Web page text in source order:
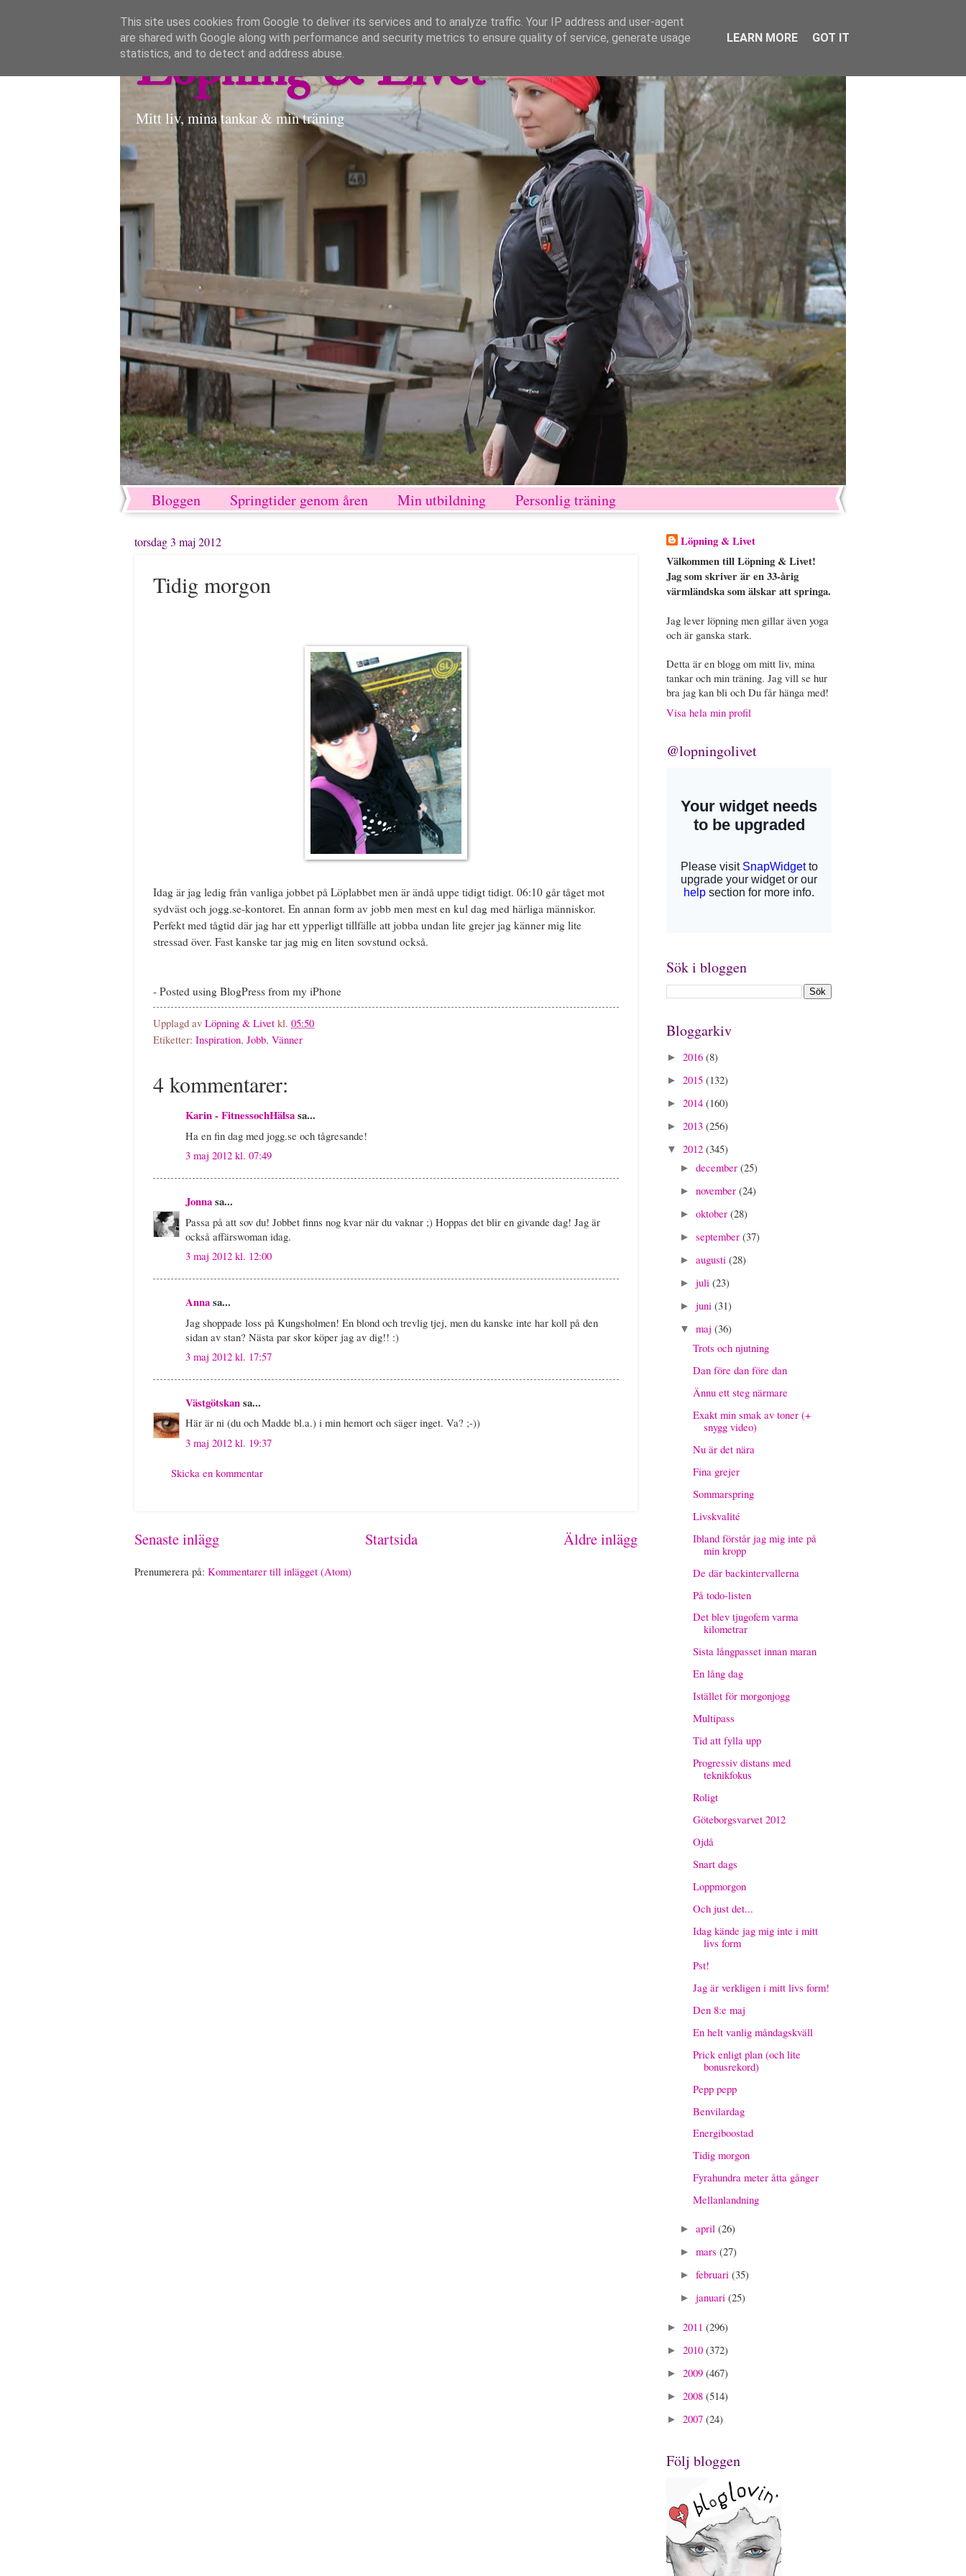
Löpning & Livet
Mitt liv, mina tankar & min träning
Bloggen Springtider genom åren Min utbildning Personlig träning
torsdag 3 maj 2012
Tidig morgon
Idag är jag ledig från vanliga jobbet på Löplabbet men är ändå uppe tidigt tidigt. 06:10 går tåget mot
sydväst och jogg.se-kontoret. En annan form av jobb men mest en kul dag med härliga människor.
Perfekt med tågtid där jag har ett ypperligt tillfälle att jobba undan lite grejer jag känner mig lite
stressad över. Fast kanske tar jag mig en liten sovstund också.
- Posted using BlogPress from my iPhone
Upplagd av Löpning & Livet kl. 05:50
Etiketter: Inspiration, Jobb, Vänner
4 kommentarer:
Karin - FitnessochHälsasa...
Ha en fin dag med jogg.se och tågresande!
3 maj 2012 kl. 07:49
Jonnasa...
Passa på att sov du! Jobbet finns nog kvar när du vaknar ;) Hoppas det blir en givande dag! Jag är
också affärswoman idag.
3 maj 2012 kl. 12:00
Annasa...
Jag shoppade loss på Kungsholmen! En blond och trevlig tjej, men du kanske inte har koll på den
sidan av stan? Nästa par skor köper jag av dig!! :)
3 maj 2012 kl. 17:57
Västgötskansa...
Här är ni (du och Madde bl.a.) i min hemort och säger inget. Va? ;-))
3 maj 2012 kl. 19:37
Skicka en kommentar
Senaste inlägg Äldre inlägg
Startsida
Prenumerera på: Kommentarer till inlägget (Atom)
Löpning & Livet
Välkommen till Löpning & Livet!
Jag som skriver är en 33-årig
värmländska som älskar att springa.
Jag lever löpning men gillar även yoga
och är ganska stark.
Detta är en blogg om mitt liv, mina
tankar och min träning. Jag vill se hur
bra jag kan bli och Du får hänga med!
Visa hela min profil
@lopningolivet
Sök i bloggen
Bloggarkiv
► 2016 (8)
► 2015 (132)
► 2014 (160)
► 2013 (256)
▼ 2012 (345)
► december (25)
► november (24)
► oktober (28)
► september (37)
► augusti (28)
► juli (23)
► juni (31)
▼ maj (36)
Trots och njutning
Dan före dan före dan
Ännu ett steg närmare
Exakt min smak av toner (+
snygg video)
Nu är det nära
Fina grejer
Sommarspring
Livskvalité
Ibland förstår jag mig inte på
min kropp
De där backintervallerna
På todo-listen
Det blev tjugofem varma
kilometrar
Sista långpasset innan maran
En lång dag
Istället för morgonjogg
Multipass
Tid att fylla upp
Progressiv distans med
teknikfokus
Roligt
Göteborgsvarvet 2012
Ojdå
Snart dags
Loppmorgon
Och just det...
Idag kände jag mig inte i mitt
livs form
Pst!
Jag är verkligen i mitt livs form!
Den 8:e maj
En helt vanlig måndagskväll
Prick enligt plan (och lite
bonusrekord)
Pepp pepp
Benvilardag
Energiboostad
Tidig morgon
Fyrahundra meter åtta gånger
Mellanlandning
► april (26)
► mars (27)
► februari (35)
► januari (25)
► 2011 (296)
► 2010 (372)
► 2009 (467)
► 2008 (514)
► 2007 (24)
Följ bloggen
This site uses cookies from Google to deliver its services and to analyze traffic. Your IP address and user-agent
are shared with Google along with performance and security metrics to ensure quality of service, generate usage
statistics, and to detect and address abuse.
LEARN MORE GOT IT